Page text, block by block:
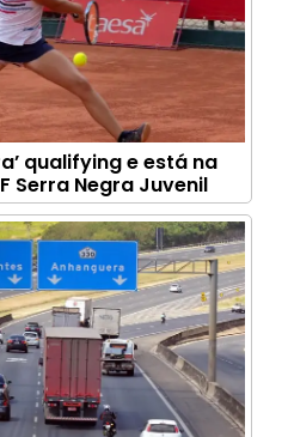
qualifying e está na
Serra Negra Juvenil